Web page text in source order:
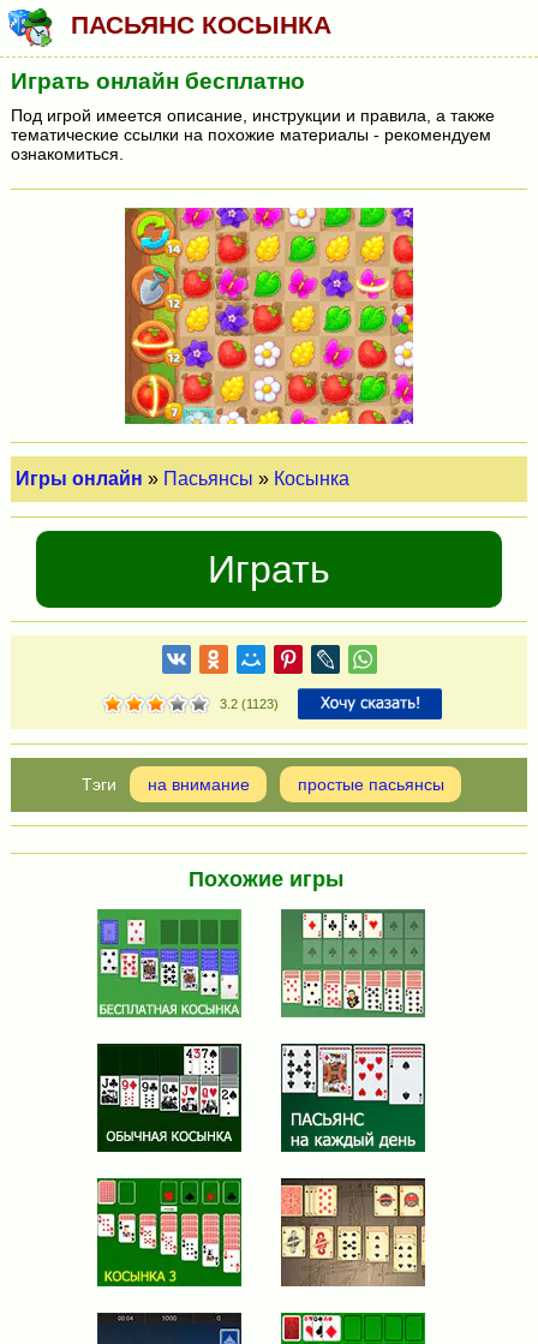
ПАСЬЯНС КОСЫНКА
Играть онлайн бесплатно
Под игрой имеется описание, инструкции и правила, а также
тематические ссылки на похожие материалы - рекомендуем
ознакомиться.
Игры онлайн » Пасьянсы » Косынка
Играть
3.2 (1123)
на внимание простые пасьянсы
Похожие игры